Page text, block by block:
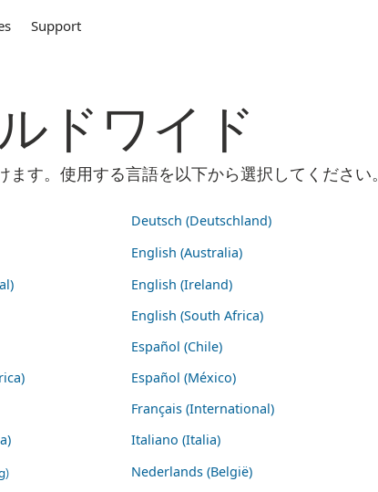
Support
ドワイド
す。使用する言語を以下から選択してください。
Deutsch (Deutschland)
English (Australia)
English (Ireland)
English (South Africa)
Español (Chile)
Español (México)
Français (International)
Italiano (Italia)
Nederlands (België)